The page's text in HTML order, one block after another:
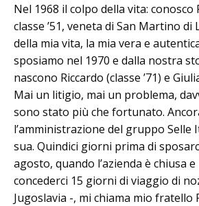
Nel 1968 il colpo della vita:
classe ’51, veneta di San Martino di
della mia vita, la mia vera e
sposiamo nel 1970 e dalla nostra
nascono Riccardo (classe ’71) e
Mai un litigio, mai un problema,
sono stato più che fortunato.
l’amministrazione del gruppo Sel­le
sua. Quindici giorni prima di
agosto, quando l’azienda è chiusa
concederci 15 giorni di viaggio di
Jugoslavia -, mi chiama mio fratello